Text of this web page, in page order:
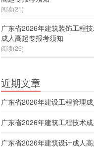
阅读(21)
广东省2026年建筑装饰工程
成人高起专报考须知
阅读(26)
近期文章
广东省2026年建设工程管理
广东省2026年建筑工程技术
广东省2026年建筑设计成人